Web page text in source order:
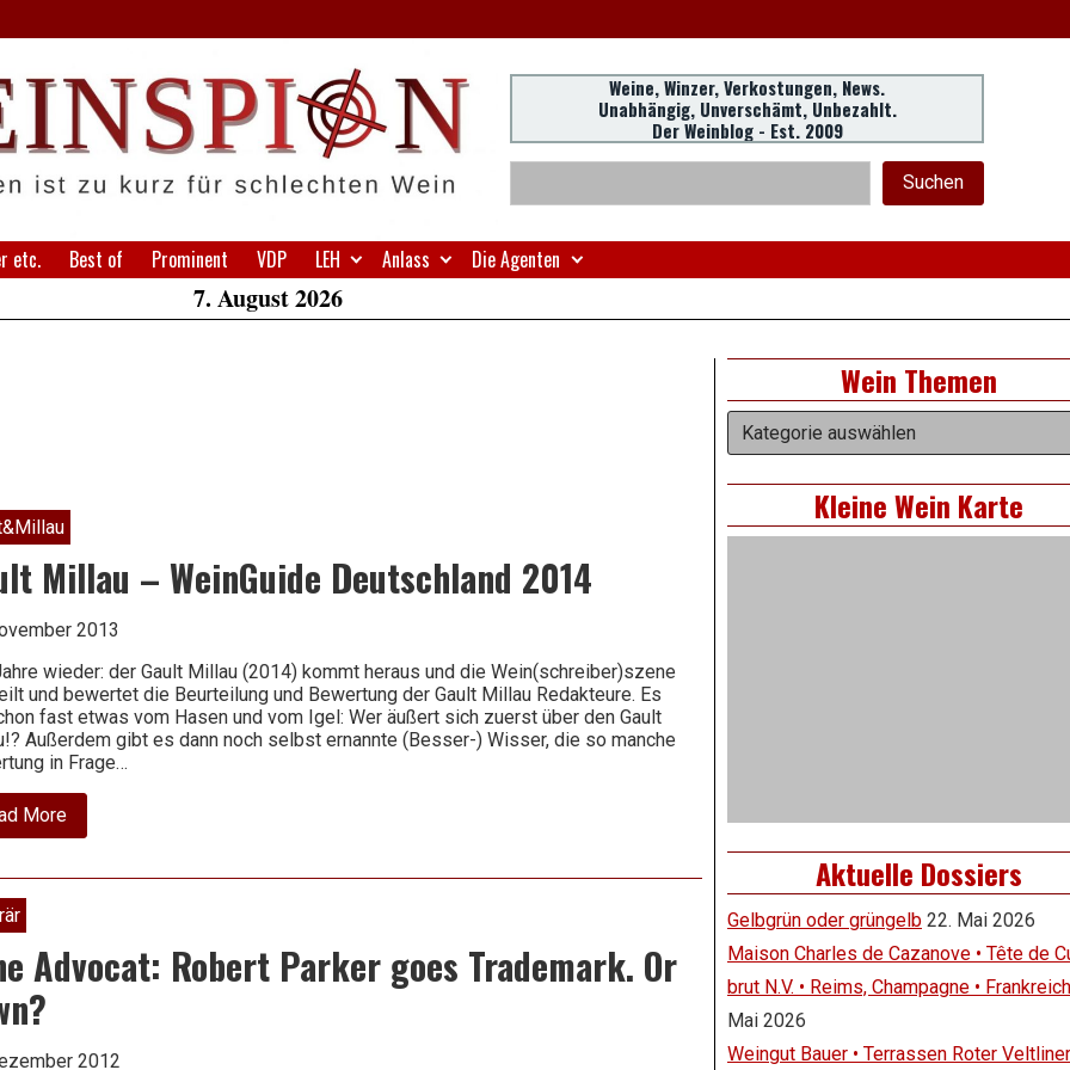
Header
Widget
Area
Weine, Winzer, Verkostungen, News.
Unabhängig, Unverschämt, Unbezahlt.
Der Weinblog - Est. 2009
Suchen
etc. Best of Prominent VDP LEH Anlass Die Agenten
7. August 2026
Millau – WeinGuide Deutschland 2014
2013
wieder: der Gault Millau (2014) kommt heraus und die Wein(schreiber)szene
und bewertet die Beurteilung und Bewertung der Gault Millau Redakteure. Es
fast etwas vom Hasen und vom Igel: Wer äußert sich zuerst über den Gault
Außerdem gibt es dann noch selbst ernannte (Besser-) Wisser, die so manche
in Frage…
Moreabout
Gault
Advocat: Robert Parker goes Trademark. Or
2012
Asides
Wein Themen
Wein
Themen
Kleine Wein Karte
Aktuelle Dossiers
Gelbgrün oder grüngelb 22. Mai 2026
Maison Charles de Cazanove • Tête de
brut N.V. • Reims, Champagne • Frankreich
Mai 2026
Weingut Bauer • Terrassen Roter Veltliner